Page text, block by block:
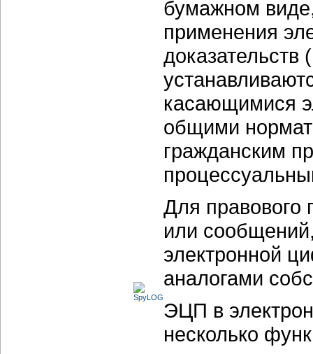
бумажном
применения
доказательств
касающимися
общими
гражданским
Для правового
или
электронной
аналогами
ЭЦП в
несколько